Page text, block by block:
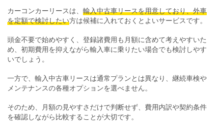
カーコンカーリースは、 輸入中古車リースを用意しており、外車
を定額で検討したい方は候補に入れておくとよいサービスです。
頭金不要で始めやすく、登録諸費用も月額に含めて考えやすいた
め、初期費用を抑えながら輸入車に乗りたい場合でも検討しやす
いでしょう。
一方で、輸入中古車リースは通常プランとは異なり、継続車検や
メンテナンスの各種オプションを選べません。
そのため、月額の見やすさだけで判断せず、費用内訳や契約条件
を確認しながら比較することが大切です。